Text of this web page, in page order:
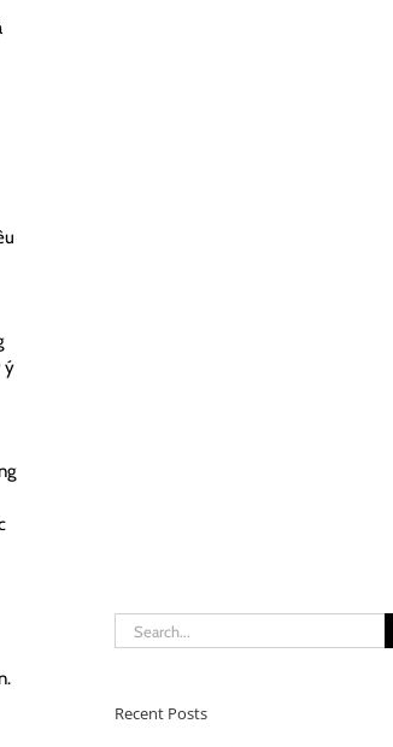
ý
Search
for:
Recent Posts